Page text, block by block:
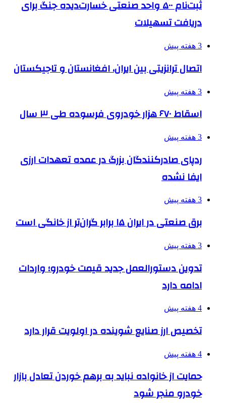
ثبت‌نام ۵۰۰ واحد صنعتی خسارت‌دیده جنگ برای
دریافت تسهیلات
3 هفته پیش
اتصال ترانزیتی بین ایران، افغانستان و تاجیکستان
3 هفته پیش
اسقاط ۶۷۰ هزار خودروی فرسوده طی ۳ سال
3 هفته پیش
ردپای صادرکنندگان بزرگ در عمده تعهدات ارزی
ایفا نشده
3 هفته پیش
برق صنعتی در ایران ۱۵ برابر گران‌تر از خانگی است
3 هفته پیش
تدوین دستورالعمل جدید قیمت خودرو؛ واردات
ادامه دارد
4 هفته پیش
تخصیص ارز صنایع شوینده در اولویت قرار دارد
4 هفته پیش
حمایت از خانواده نباید به برهم خوردن تعادل بازار
خودرو منجر شود